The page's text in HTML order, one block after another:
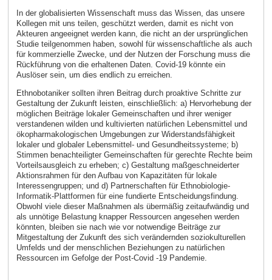
In der globalisierten Wissenschaft muss das Wissen, das unsere
Kollegen mit uns teilen, geschützt werden, damit es nicht von
Akteuren angeeignet werden kann, die nicht an der ursprünglichen
Studie teilgenommen haben, sowohl für wissenschaftliche als auch
für kommerzielle Zwecke, und der Nutzen der Forschung muss die
Rückführung von die erhaltenen Daten. Covid-19 könnte ein
Auslöser sein, um dies endlich zu erreichen.
Ethnobotaniker sollten ihren Beitrag durch proaktive Schritte zur
Gestaltung der Zukunft leisten, einschließlich: a) Hervorhebung der
möglichen Beiträge lokaler Gemeinschaften und ihrer weniger
verstandenen wilden und kultivierten natürlichen Lebensmittel und
ökopharmakologischen Umgebungen zur Widerstandsfähigkeit
lokaler und globaler Lebensmittel- und Gesundheitssysteme; b)
Stimmen benachteiligter Gemeinschaften für gerechte Rechte beim
Vorteilsausgleich zu erheben; c) Gestaltung maßgeschneiderter
Aktionsrahmen für den Aufbau von Kapazitäten für lokale
Interessengruppen; und d) Partnerschaften für Ethnobiologie-
Informatik-Plattformen für eine fundierte Entscheidungsfindung.
Obwohl viele dieser Maßnahmen als übermäßig zeitaufwändig und
als unnötige Belastung knapper Ressourcen angesehen werden
könnten, bleiben sie nach wie vor notwendige Beiträge zur
Mitgestaltung der Zukunft des sich verändernden soziokulturellen
Umfelds und der menschlichen Beziehungen zu natürlichen
Ressourcen im Gefolge der Post-Covid -19 Pandemie.